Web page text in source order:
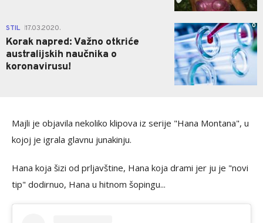
STIL 17.03.2020.
Korak napred: Važno otkriće
australijskih naučnika o
koronavirusu!
0
Majli je objavila nekoliko klipova iz serije "Hana Montana", u
kojoj je igrala glavnu junakinju.
Hana koja šizi od prljavštine, Hana koja drami jer ju je "novi
tip" dodirnuo, Hana u hitnom šopingu...